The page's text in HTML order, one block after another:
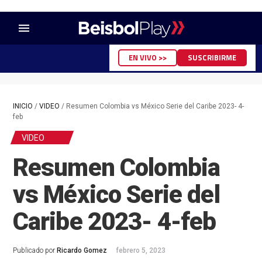
menu
EN VIVO >> SUSCRIBIRME
INICIO / VIDEO / Resumen Colombia vs México Serie del Caribe 2023- 4-
feb
VIDEO
Resumen Colombia
vs México Serie del
Caribe 2023- 4-feb
Publicado por Ricardo Gomez febrero 5, 2023